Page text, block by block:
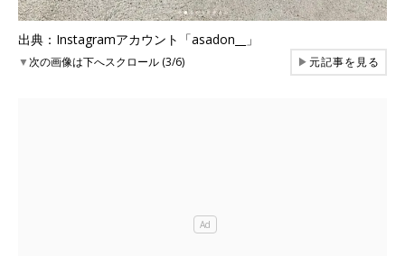
出典：Instagramアカウント「asadon__」
▼次の画像は下へスクロール (3/6) ▶元記事を見る